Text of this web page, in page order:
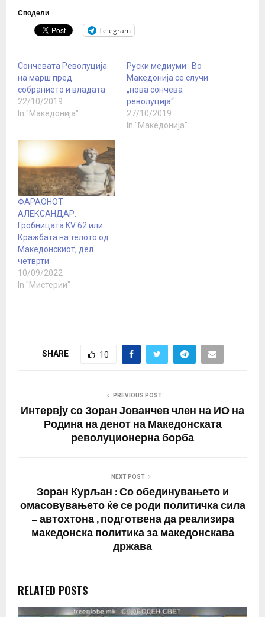
Сподели
Telegram
Сончевата Револуција
на марш пред
собранието и владата
22/10/2019
In "Македонија"
Руски медиуми : Во
Македонија се случи
„нова сончева
револуција“
27/10/2019
In "Македонија"
ФАРАОНОТ
АЛЕКСАНДАР:
Гробницата KV 62 или
Кражбата на телото од
Македонскиот, дел
четврти
10/09/2022
In "Мистерии"
SHARE 10
PREVIOUS POST
Интервју со Зоран Јованчев член на ИО на
Родина на денот на Македонската
револуционерна борба
NEXT POST
Зоран Курљан : Со обединувањето и
омасовувањето ќе се роди политичка сила
– автохтона , подготвена да реализира
македонска политика за македонскава
држава
RELATED POSTS